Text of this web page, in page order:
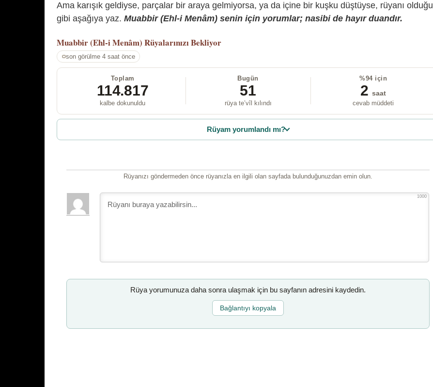
Ama karışık geldiyse, parçalar bir araya gelmiyorsa, ya da içine bir kuşku düştüyse, rüyanı olduğu
gibi aşağıya yaz. Muabbir (Ehl-i Menâm) senin için yorumlar; nasibi de hayır duandır.
Muabbir (Ehl-i Menâm) Rüyalarınızı Bekliyor
son görülme 4 saat önce
Toplam
114.817
kalbe dokunuldu
Bugün
51
rüya te’vîl kılındı
%94 için
2 saat
cevab müddeti
Rüyam yorumlandı mı?
Rüyanızı göndermeden önce rüyanızla en ilgili olan sayfada bulunduğunuzdan emin olun.
1000
Rüya yorumunuza daha sonra ulaşmak için bu sayfanın adresini kaydedin.
Bağlantıyı kopyala